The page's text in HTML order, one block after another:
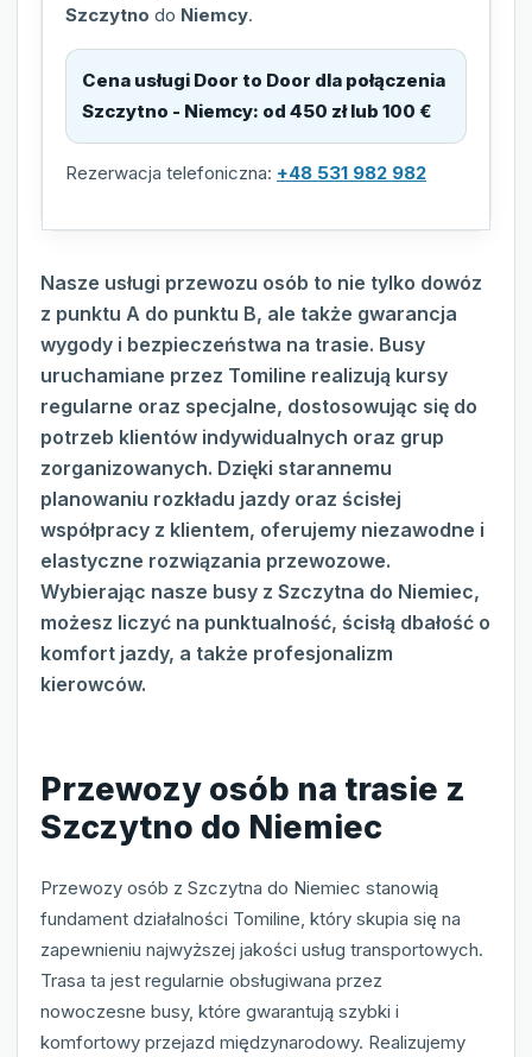
Szczytno do Niemcy.
Cena usługi Door to Door dla połączenia
Szczytno - Niemcy: od 450 zł lub 100 €
Rezerwacja telefoniczna: +48 531 982 982
Nasze usługi przewozu osób to nie tylko dowóz
z punktu A do punktu B, ale także gwarancja
wygody i bezpieczeństwa na trasie. Busy
uruchamiane przez Tomiline realizują kursy
regularne oraz specjalne, dostosowując się do
potrzeb klientów indywidualnych oraz grup
zorganizowanych. Dzięki starannemu
planowaniu rozkładu jazdy oraz ścisłej
współpracy z klientem, oferujemy niezawodne i
elastyczne rozwiązania przewozowe.
Wybierając nasze busy z Szczytna do Niemiec,
możesz liczyć na punktualność, ścisłą dbałość o
komfort jazdy, a także profesjonalizm
kierowców.
Przewozy osób na trasie z
Szczytno do Niemiec
Przewozy osób z Szczytna do Niemiec stanowią
fundament działalności Tomiline, który skupia się na
zapewnieniu najwyższej jakości usług transportowych.
Trasa ta jest regularnie obsługiwana przez
nowoczesne busy, które gwarantują szybki i
komfortowy przejazd międzynarodowy. Realizujemy